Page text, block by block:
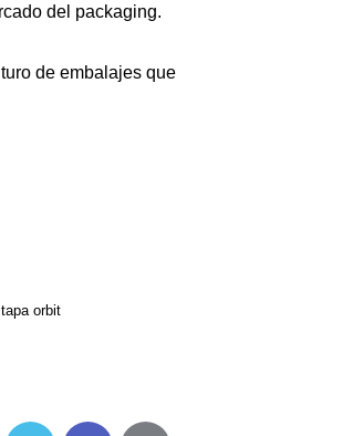
del packaging.
de embalajes que
tapa orbit